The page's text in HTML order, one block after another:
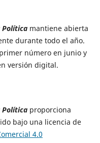
Política mantiene abierta
durante todo el año.
número en junio y
versión digital.
Políticaproporciona
bajo una licencia de
4.0